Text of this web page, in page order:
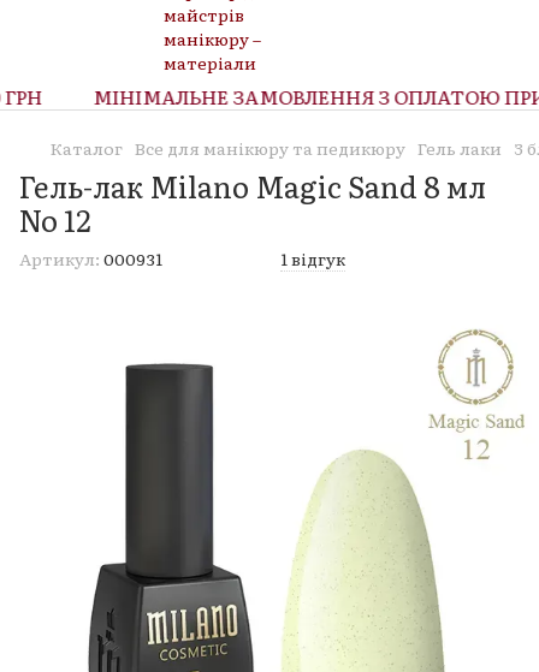
МІНІМАЛЬНЕ ЗАМОВЛЕННЯ З ОПЛАТОЮ ПРИ
Каталог Все для манікюру та педикюру Гель лаки З
Гель-лак Milano Magic Sand 8 мл
No 12
Артикул: 000931 1 відгук